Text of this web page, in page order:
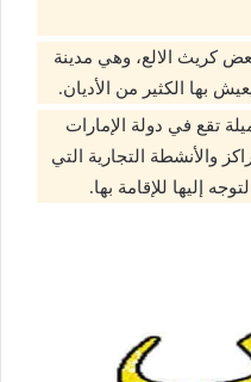
كريث الالع، وهي مدينة
بها الكثير من الأديان.
تقع في دولة الإمارات
والأنشطة التجارية التي
إليها للإقامة بها.